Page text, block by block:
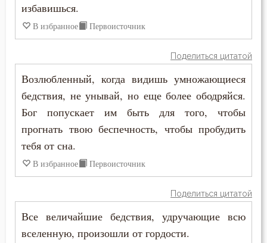
Одежда
Оставление Богом
Осуждение
Отчаяние
Очищение
избавишься.
В избранное Первоисточник
Поделиться цитатой
Возлюбленный, когда видишь умножающиеся
бедствия, не унывай, но еще более ободряйся.
Бог попускает им быть для того, чтобы
прогнать твою беспечность, чтобы пробудить
тебя от сна.
В избранное Первоисточник
Поделиться цитатой
Все величайшие бедствия, удручающие всю
вселенную, произошли от гордости.